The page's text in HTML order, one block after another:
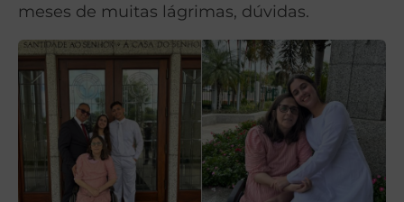
meses de muitas lágrimas, dúvidas.